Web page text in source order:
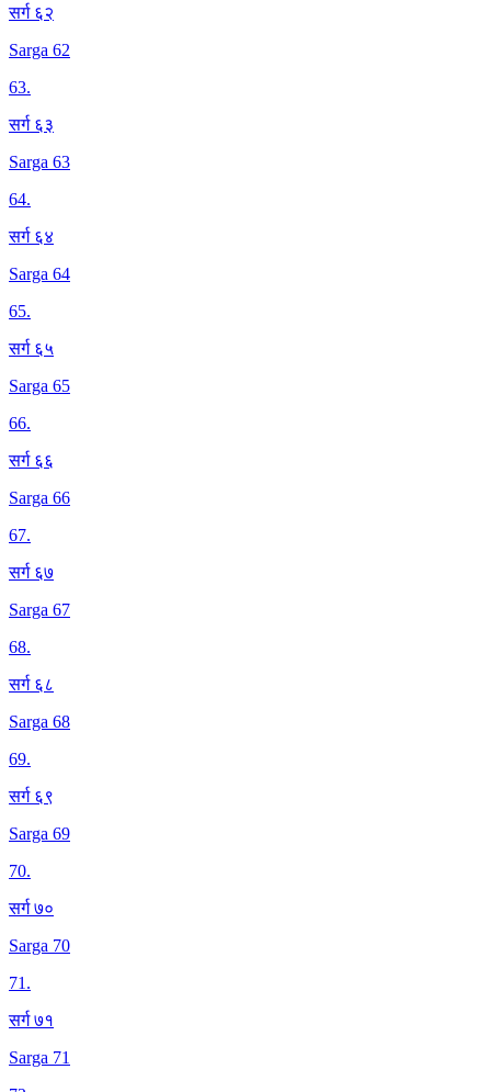
सर्ग ६२
Sarga 62
63.
सर्ग ६३
Sarga 63
64.
सर्ग ६४
Sarga 64
65.
सर्ग ६५
Sarga 65
66.
सर्ग ६६
Sarga 66
67.
सर्ग ६७
Sarga 67
68.
सर्ग ६८
Sarga 68
69.
सर्ग ६९
Sarga 69
70.
सर्ग ७०
Sarga 70
71.
सर्ग ७१
Sarga 71